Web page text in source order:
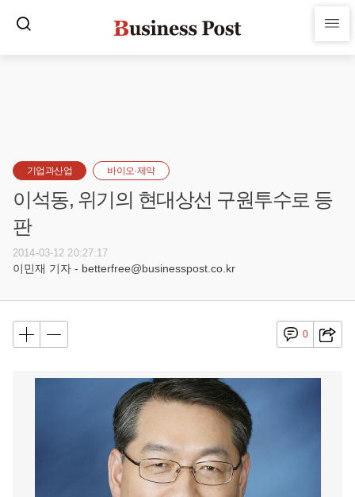
기업과산업 바이오·제약
이석동, 위기의 현대상선 구원투수로 등
판
2014-03-12 20:27:17
이민재 기자 - betterfree@businesspost.co.kr
0